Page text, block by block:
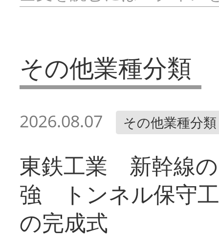
その他業種分類
2026.08.07 その他業種分類
東鉄工業 新幹線
強 トンネル保守
の完成式